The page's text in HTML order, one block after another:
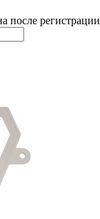
после регистрации